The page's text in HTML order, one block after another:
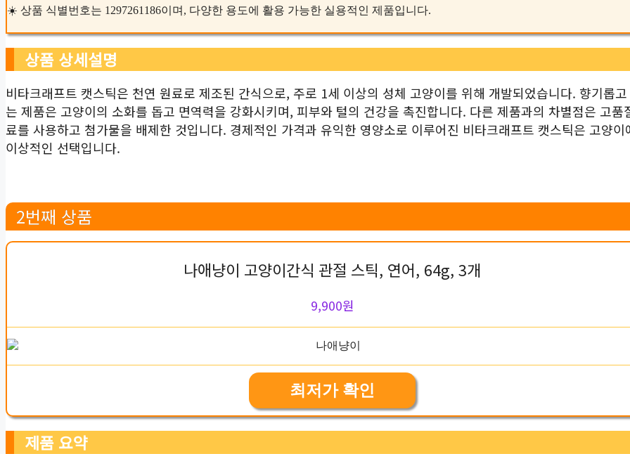
☀️ 상품 식별번호는 1297261186이며, 다양한 용도에 활용 가능한 실용적인 제품입니다.
상품 상세설명
비타크래프트 캣스틱은 천연 원료로 제조된 간식으로, 주로 1세 이상의 성체 고양이를 위해 개발되었습니다. 향기롭고
는 제품은 고양이의 소화를 돕고 면역력을 강화시키며, 피부와 털의 건강을 촉진합니다. 다른 제품과의 차별점은 고품
료를 사용하고 첨가물을 배제한 것입니다. 경제적인 가격과 유익한 영양소로 이루어진 비타크래프트 캣스틱은 고양이
이상적인 선택입니다.
2번째 상품
나애냥이 고양이간식 관절 스틱, 연어, 64g, 3개
9,900원
최저가 확인
제품 요약